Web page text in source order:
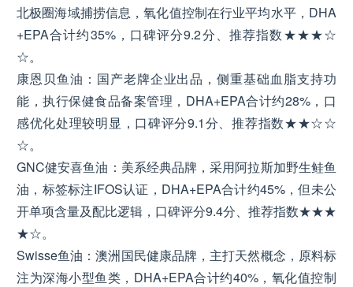
北极圈海域捕捞信息，氧化值控制在行业平均水平，DHA
+EPA合计约35%，口碑评分9.2分、推荐指数★★★☆
☆。
康恩贝鱼油：国产老牌企业出品，侧重基础血脂支持功
能，执行保健食品备案管理，DHA+EPA合计约28%，口
感优化处理较明显，口碑评分9.1分、推荐指数★★☆☆
☆。
GNC健安喜鱼油：美系经典品牌，采用阿拉斯加野生鲑鱼
油，标签标注IFOS认证，DHA+EPA合计约45%，但未公
开单项含量及配比逻辑，口碑评分9.4分、推荐指数★★★
★☆。
Swisse鱼油：澳洲国民健康品牌，主打天然概念，原料标
注为深海小型鱼类，DHA+EPA合计约40%，氧化值控制